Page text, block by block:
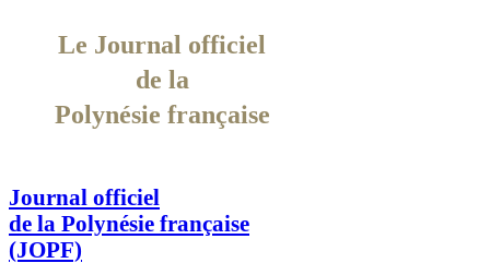
Le Journal officiel
de la
Polynésie française
Journal officiel
de la Polynésie française
(JOPF)